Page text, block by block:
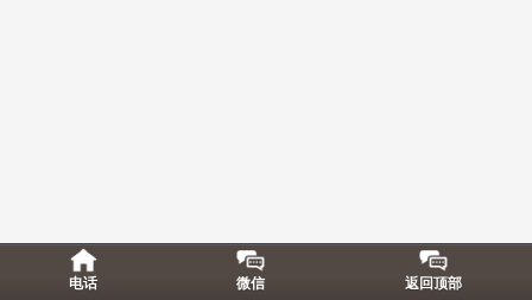
电话 微信 返回顶部